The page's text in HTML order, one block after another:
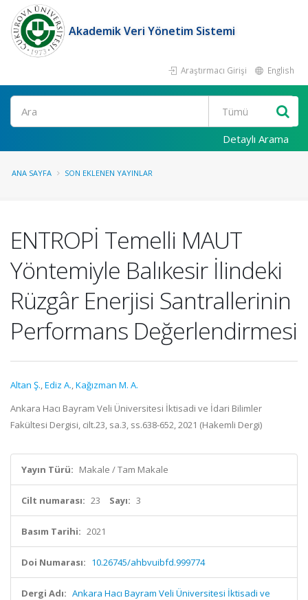
Akademik Veri Yönetim Sistemi
Araştırmacı Girişi English
Ara
Detaylı Arama
ANA SAYFA SON EKLENEN YAYINLAR
ENTROPİ Temelli MAUT
Yöntemiyle Balıkesir İlindeki
Rüzgâr Enerjisi Santrallerinin
Performans Değerlendirmesi
Altan Ş.,Ediz A.,Kağızman M. A.
Ankara Hacı Bayram Veli Üniversitesi İktisadi ve İdari Bilimler
Fakültesi Dergisi, cilt.23, sa.3, ss.638-652, 2021 (Hakemli Dergi)
Yayın Türü: Makale / Tam Makale
Cilt numarası: 23 Sayı: 3
Basım Tarihi: 2021
Doi Numarası: 10.26745/ahbvuibfd.999774
Dergi Adı: Ankara Hacı Bayram Veli Üniversitesi İktisadi ve